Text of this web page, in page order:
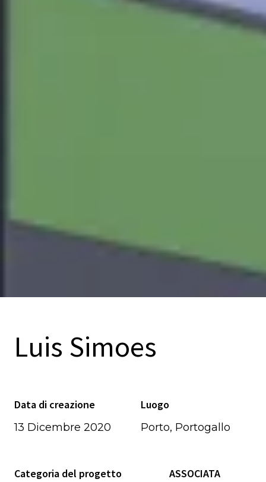
Luis Simoes
Categoria del progetto ASSOCIATA
Data di creazione
13 Dicembre 2020
Luogo
Porto, Portogallo